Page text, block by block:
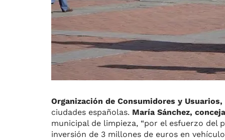
Organización de Consumidores y Usuarios,
ciudades españolas. María Sánchez,
municipal de limpieza, “por el esfuerzo del
inversión de 3 millones de euros en